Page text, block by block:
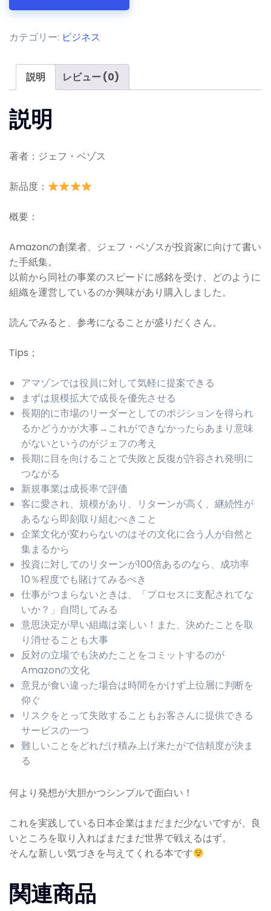
Wander
カテゴリー: ビジネス
説明 レビュー (0)
説明
著者：ジェフ・ベゾス
新品度：
概要：
Amazonの創業者、ジェフ・ベゾスが投資家に向けて書い
た手紙集。
以前から同社の事業のスピードに感銘を受け、どのように
組織を運営しているのか興味があり購入しました。
読んでみると、参考になることが盛りだくさん。
Tips；
アマゾンでは役員に対して気軽に提案できる
まずは規模拡大で成長を優先させる
長期的に市場のリーダーとしてのポジションを得られ
るかどうかが大事→これができなかったらあまり意味
がないというのがジェフの考え
長期に目を向けることで失敗と反復が許容され発明に
つながる
新規事業は成長率で評価
客に愛され、規模があり、リターンが高く、継続性が
あるなら即刻取り組むべきこと
企業文化が変わらないのはその文化に合う人が自然と
集まるから
投資に対してのリターンが100倍あるのなら、成功率
10％程度でも賭けてみるべき
仕事がつまらないときは、「プロセスに支配されてな
いか？」自問してみる
意思決定が早い組織は楽しい！また、決めたことを取
り消せることも大事
反対の立場でも決めたことをコミットするのが
Amazonの文化
意見が食い違った場合は時間をかけず上位層に判断を
仰ぐ
リスクをとって失敗することもお客さんに提供できる
サービスの一つ
難しいことをどれだけ積み上げ来たがで信頼度が決ま
る
何より発想が大胆かつシンプルで面白い！
これを実践している日本企業はまだまだ少ないですが、良
いところを取り入ればまだまだ世界で戦えるはず。
そんな新しい気づきを与えてくれる本です
関連商品